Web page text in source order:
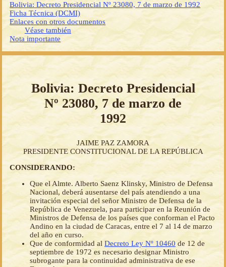
Bolivia: Decreto Presidencial Nº 23080, 7 de marzo de 1992
Ficha Técnica (DCMI)
Enlaces con otros documentos
Véase también
Nota importante
Bolivia: Decreto Presidencial
Nº 23080, 7 de marzo de
1992
JAIME PAZ ZAMORA
PRESIDENTE CONSTITUCIONAL DE LA REPÚBLICA
CONSIDERANDO:
Que el Almte. Alberto Saenz Klinsky, Ministro de Defensa
Nacional, deberá ausentarse del país atendiendo a una
invitación especial del señor Ministro de Defensa de la
República de Venezuela, para participar en la Reunión de
Ministros de Defensa de los países que conforman el Pacto
Andino en la ciudad de Caracas, entre el 7 al 14 de marzo
del año en curso.
Que de conformidad al Decreto Ley Nº 10460 de 12 de
septiembre de 1972 es necesario designar Ministro
subrogante para la continuidad administrativa de ese